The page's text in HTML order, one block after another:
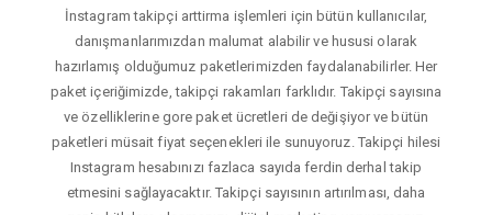
İnstagram takipçi arttirma işlemleri için bütün kullanıcılar,
danışmanlarımızdan malumat alabilir ve hususi olarak
hazırlamış olduğumuz paketlerimizden faydalanabilirler. Her
paket içeriğimizde, takipçi rakamları farklıdır. Takipçi sayısına
ve özelliklerine gore paket ücretleri de değişiyor ve bütün
paketleri müsait fiyat seçenekleri ile sunuyoruz. Takipçi hilesi
Instagram hesabınızı fazlaca sayıda ferdin derhal takip
etmesini sağlayacaktır. Takipçi sayısının artırılması, daha